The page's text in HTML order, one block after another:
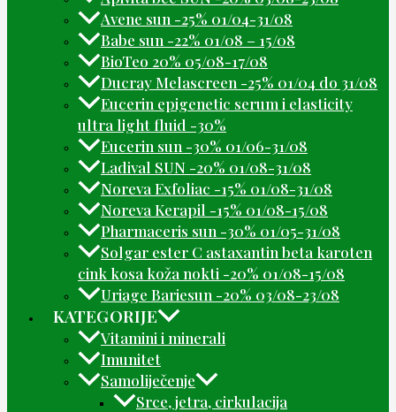
Avene sun -25% 01/04-31/08
Babe sun -22% 01/08 – 15/08
BioTeo 20% 05/08-17/08
Ducray Melascreen -25% 01/04 do 31/08
Eucerin epigenetic serum i elasticity
ultra light fluid -30%
Eucerin sun -30% 01/06-31/08
Ladival SUN -20% 01/08-31/08
Noreva Exfoliac -15% 01/08-31/08
Noreva Kerapil -15% 01/08-15/08
Pharmaceris sun -30% 01/05-31/08
Solgar ester C astaxantin beta karoten
cink kosa koža nokti -20% 01/08-15/08
Uriage Bariesun -20% 03/08-23/08
KATEGORIJE
Vitamini i minerali
Imunitet
Samoliječenje
Srce, jetra, cirkulacija